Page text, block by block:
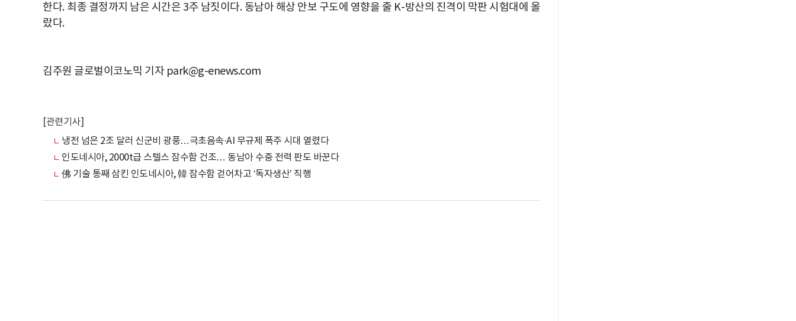
한다. 최종 결정까지 남은 시간은 3주 남짓이다. 동남아 해상 안보 구도에 영향을 줄 K-방산의 진격이 막판 시험대에 올
랐다.
김주원 글로벌이코노믹 기자 park@g-enews.com
[관련기사]
냉전 넘은 2조 달러 신군비 광풍…극초음속·AI 무규제 폭주 시대 열렸다
인도네시아, 2000t급 스텔스 잠수함 건조… 동남아 수중 전력 판도 바꾼다
佛 기술 통째 삼킨 인도네시아, 韓 잠수함 걷어차고 ‘독자생산’ 직행